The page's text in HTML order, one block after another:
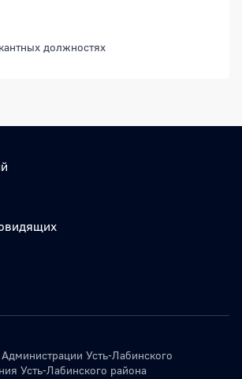
должностях
Усть-Лабинского
Усть-Лабинского района